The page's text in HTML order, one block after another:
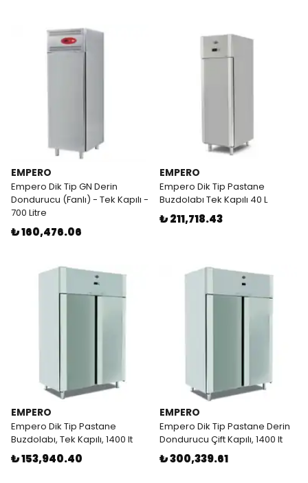
EMPERO
Empero Dik Tip GN Derin
Dondurucu (Fanlı) - Tek Kapılı -
700 Litre
₺ 160,476.06
EMPERO
Empero Dik Tip Pastane
Buzdolabı Tek Kapılı 40 L
₺ 211,718.43
EMPERO
Empero Dik Tip Pastane
Buzdolabı, Tek Kapılı, 1400 lt
₺ 153,940.40
EMPERO
Empero Dik Tip Pastane Derin
Dondurucu Çift Kapılı, 1400 lt
₺ 300,339.61